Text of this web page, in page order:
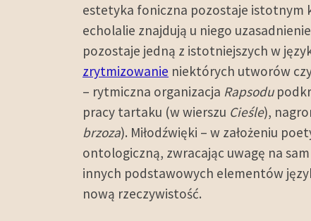
estetyka foniczna pozostaje istotnym
echolalie znajdują u niego
pozostaje jedną z istotniejszych w
zrytmizowanie niektórych utworów
– rytmiczna organizacja Rapsodu
pracy tartaku (w wierszu Cieśle),
brzoza). Miłodźwięki – w założeniu
ontologiczną, zwracając uwagę na
innych podstawowych elementów
nową rzeczywistość.